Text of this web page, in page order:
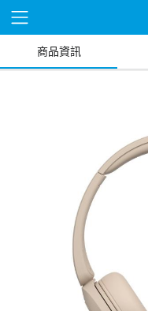
商品資訊